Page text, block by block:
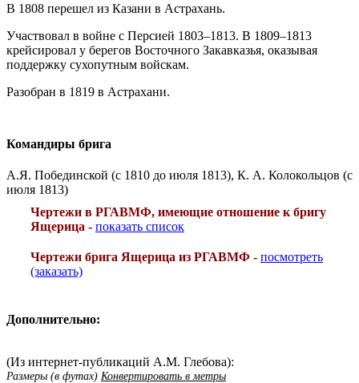
В 1808 перешел из Казани в Астрахань.
Участвовал в войне с Персией 1803–1813. В 1809–1813
крейсировал у берегов Восточного Закавказья, оказывая
поддержку сухопутным войскам.
Разобран в 1819 в Астрахани.
Командиры брига
А.Я. Побединской (с 1810 до июля 1813), К. А. Колокольцов (с
июля 1813)
Чертежи в РГАВМФ, имеющие отношение к бригу
Ящерица - показать список
Чертежи брига Ящерица из РГАВМФ - посмотреть
(заказать)
Дополнительно:
(Из интернет-публикаций А.М. Глебова):
Размеры (в футах) Конвертировать в метры